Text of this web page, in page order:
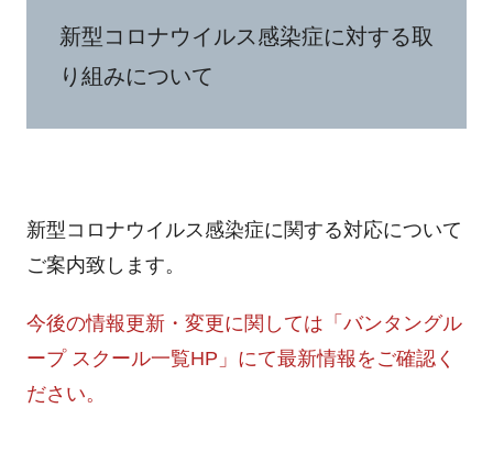
新型コロナウイルス感染症に対する取
り組みについて
新型コロナウイルス感染症に関する対応について
ご案内致します。
今後の情報更新・変更に関しては「バンタングル
ープ スクール一覧HP」にて最新情報を ご確認く
ださい。